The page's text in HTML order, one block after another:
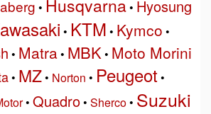
• Husqvarna• Hyosung
• KTM • Kymco •
• Matra• MBK• Moto Morini
• MZ• Norton • Peugeot •
• Quadro• Sherco• Suzuki